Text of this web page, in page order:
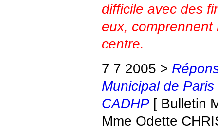
difficile avec des
eux, comprennent
centre.
7 7 2005 >
Municipal de
CADHP[ Bulletin
Mme Odette